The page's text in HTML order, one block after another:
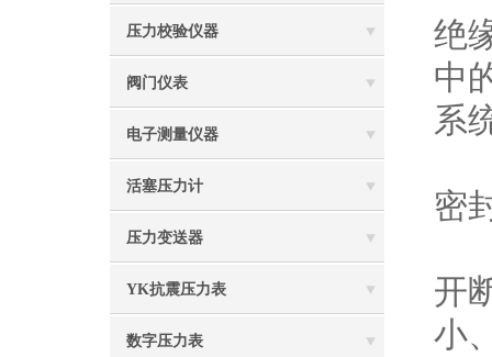
压力校验仪器
阀门仪表
电子测量仪器
活塞压力计
压力变送器
YK抗震压力表
数字压力表
绝
中
系
密
开
小